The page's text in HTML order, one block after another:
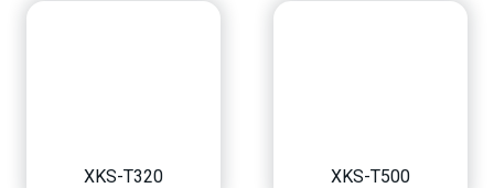
XKS-T320 XKS-T500